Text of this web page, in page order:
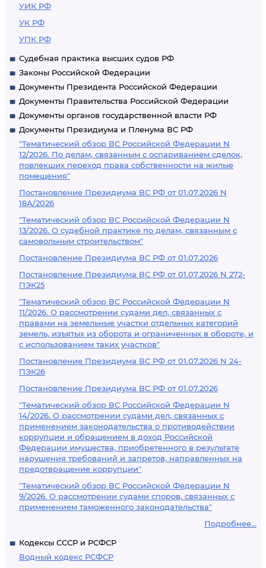
УИК РФ
УК РФ
УПК РФ
Судебная практика высших судов РФ
Законы Российской Федерации
Документы Президента Российской Федерации
Документы Правительства Российской Федерации
Документы органов государственной власти РФ
Документы Президиума и Пленума ВС РФ
"Тематический обзор ВС Российской Федерации N
12/2026. По делам, связанным с оспариванием сделок,
повлекших переход права собственности на жилые
помещения"
Постановление Президиума ВС РФ от 01.07.2026 N
18А/2026
"Тематический обзор ВС Российской Федерации N
13/2026. О судебной практике по делам, связанным с
самовольным строительством"
Постановление Президиума ВС РФ от 01.07.2026
Постановление Президиума ВС РФ от 01.07.2026 N 272-
ПЭК25
"Тематический обзор ВС Российской Федерации N
11/2026. О рассмотрении судами дел, связанных с
правами на земельные участки отдельных категорий
земель, изъятых из оборота и ограниченных в обороте, и
с использованием таких участков"
Постановление Президиума ВС РФ от 01.07.2026 N 24-
ПЭК26
Постановление Президиума ВС РФ от 01.07.2026
"Тематический обзор ВС Российской Федерации N
14/2026. О рассмотрении судами дел, связанных с
применением законодательства о противодействии
коррупции и обращением в доход Российской
Федерации имущества, приобретенного в результате
нарушения требований и запретов, направленных на
предотвращение коррупции"
"Тематический обзор ВС Российской Федерации N
9/2026. О рассмотрении судами споров, связанных с
применением таможенного законодательства"
Подробнее...
Кодексы СССР и РСФСР
Водный кодекс РСФСР